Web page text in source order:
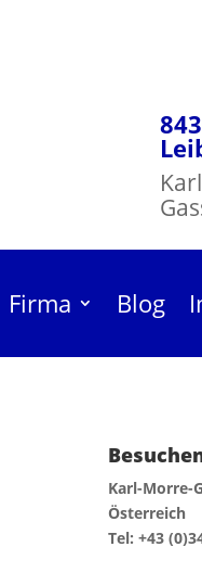
Firma Blog
Karl-Morre-
Österreich
Tel: +43